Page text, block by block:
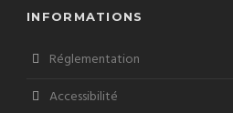
INFORMATIONS
Réglementation
Accessibilité